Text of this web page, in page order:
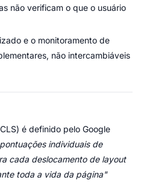
não verificam o que o usuário
e o monitoramento de
não intercambiáveis
é definido pelo Google
individuais de
cada deslocamento de layout
toda a vida da página"